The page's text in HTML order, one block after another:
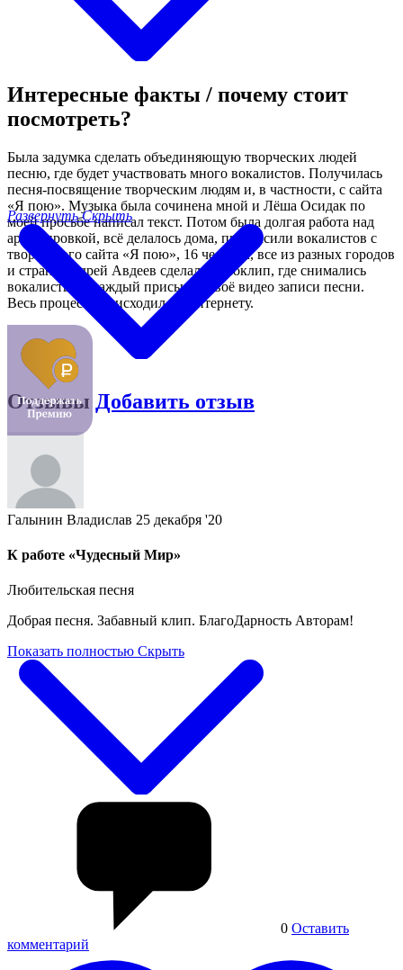
Интересные факты / почему стоит
посмотреть?
Была задумка сделать объединяющую творческих людей
песню, где будет участвовать много вокалистов. Получилась
песня-посвящение творческим людям и, в частности, с сайта
«Я пою». Музыка была сочинена мной и Лёша Осидак по
моей просьбе написал текст. Потом была долгая работа над
аранжировкой, всё делалось дома, пригласили вокалистов с
творческого сайта «Я пою», 16 человек, все из разных городов
и стран. Андрей Авдеев сделал видеоклип, где снимались
вокалисты, и каждый присылал своё видео записи песни.
Весь процесс происходил по интернету.
Развернуть Скрыть
Отзывы Добавить отзыв
Галынин Владислав 25 декабря '20
К работе «Чудесный Мир»
Любительская песня
Добрая песня. Забавный клип. БлагоДарность Авторам!
Показать полностью Скрыть
0 Оставить
комментарий